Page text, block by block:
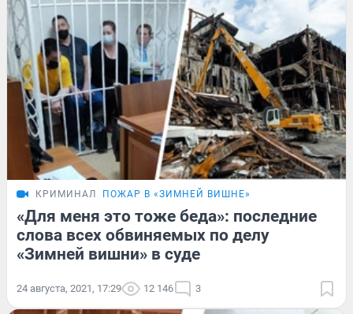
КРИМИНАЛ ПОЖАР В «ЗИМНЕЙ ВИШНЕ»
«Для меня это тоже беда»: последние
слова всех обвиняемых по делу
«Зимней вишни» в суде
24 августа, 2021, 17:29 12 146 3